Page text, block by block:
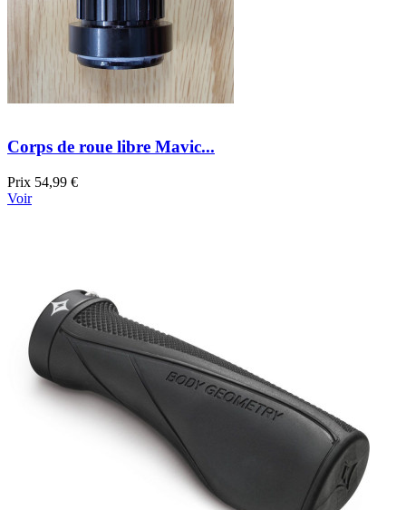
Corps de roue libre Mavic...
Prix 54,99 €
Voir